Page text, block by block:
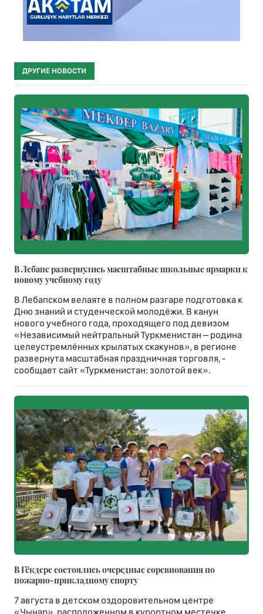
ДРУГИЕ НОВОСТИ
В Лебапе развернулись масштабные школьные ярмарки к
новому учебному году
В Лебапском велаяте в полном разгаре подготовка к
Дню знаний и студенческой молодёжи. В канун
нового учебного года, проходящего под девизом
«Независимый нейтральный Туркменистан – родина
целеустремлённых крылатых скакунов», в регионе
развернута масштабная праздничная торговля, -
сообщает сайт «Туркменистан: золотой век».
В Гёкдере состоялись очередные соревнования по
пожарно-прикладному спорту
7 августа в детском оздоровительном центре